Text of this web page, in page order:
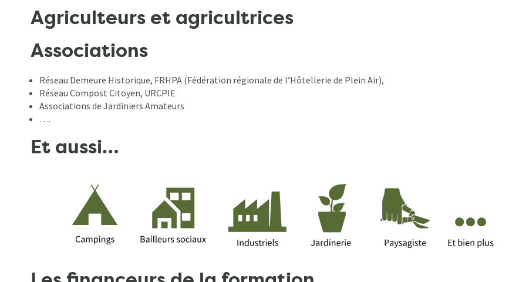
Agriculteurs et agricultrices
Associations
Réseau Demeure Historique, FRHPA (Fédération régionale de l’Hôtellerie de Plein Air),
Réseau Compost Citoyen, URCPIE
Associations de Jardiniers Amateurs
….
Et aussi…